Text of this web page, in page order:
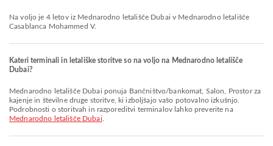
Na voljo je 4 letov iz Mednarodno letališče Dubai v Mednarodno letališče
Casablanca Mohammed V.
Kateri terminali in letališke storitve so na voljo na Mednarodno letališče
Dubai?
Mednarodno letališče Dubai ponuja Bančništvo/bankomat, Salon, Prostor za
kajenje in številne druge storitve, ki izboljšajo vašo potovalno izkušnjo.
Podrobnosti o storitvah in razporeditvi terminalov lahko preverite na
Mednarodno letališče Dubai